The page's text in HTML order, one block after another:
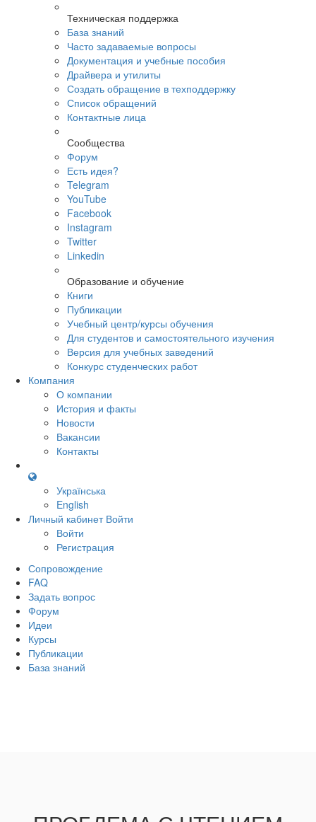
Техническая поддержка
База знаний
Часто задаваемые вопросы
Документация и учебные пособия
Драйвера и утилиты
Создать обращение в техподдержку
Список обращений
Контактные лица
Сообщества
Форум
Есть идея?
Telegram
YouTube
Facebook
Instagram
Twitter
Linkedin
Образование и обучение
Книги
Публикации
Учебный центр/курсы обучения
Для студентов и самостоятельного изучения
Версия для учебных заведений
Конкурс студенческих работ
Компания
О компании
История и факты
Новости
Вакансии
Контакты
Українська
English
Личный кабинет Войти
Войти
Регистрация
Сопровождение
FAQ
Задать вопрос
Форум
Идеи
Курсы
Публикации
База знаний